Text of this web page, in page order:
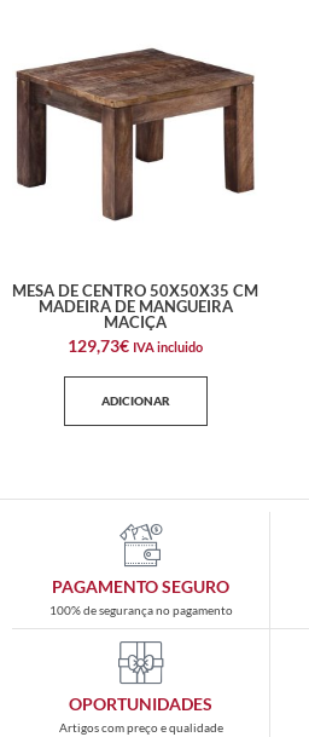
MESA DE CENTRO 50X50X35 CM
MADEIRA DE MANGUEIRA
MACIÇA
129,73€ IVA incluido
ADICIONAR
PAGAMENTO SEGURO
100% de segurança no pagamento
OPORTUNIDADES
Artigos com preço e qualidade